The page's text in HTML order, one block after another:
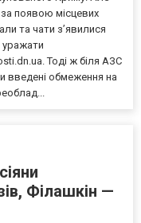
появою місцевих
та чати з’явилися
уражати
Тоді ж біля АЗС
введені обмеження на
Філашкін —